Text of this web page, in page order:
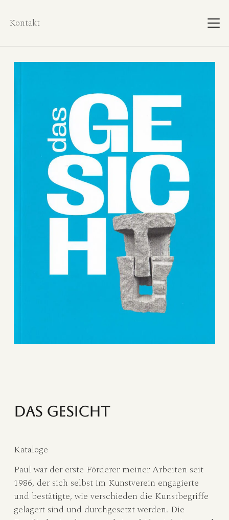
Kontakt
Das Gesicht
Kataloge
Paul war der erste Förderer meiner Arbeiten seit
1986, der sich selbst im Kunstverein engagierte
und bestätigte, wie verschieden die Kunstbegriffe
gelagert sind und durchgesetzt werden. Die